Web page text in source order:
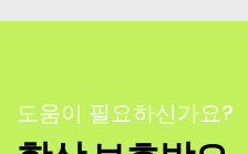
도움이 필요하신가요?